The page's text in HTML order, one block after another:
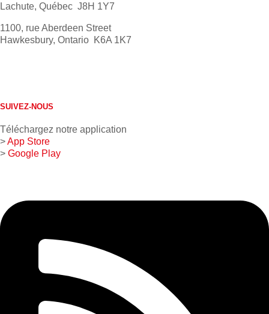
Lachute, Québec J8H 1Y7
1100, rue Aberdeen Street
Hawkesbury, Ontario K6A 1K7
SUIVEZ-NOUS
Téléchargez notre application
>App Store
> Google Play